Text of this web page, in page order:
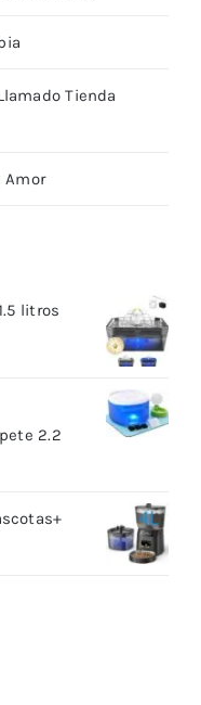
Tienda
Amor
litros
2.2